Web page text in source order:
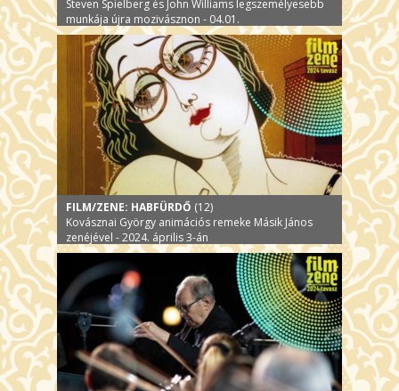
Steven Spielberg és John Williams legszemélyesebb
munkája újra mozivásznon - 04.01.
FILM/ZENE: HABFÜRDŐ (12)
Kovásznai György animációs remeke Másik János
zenéjével - 2024. április 3-án